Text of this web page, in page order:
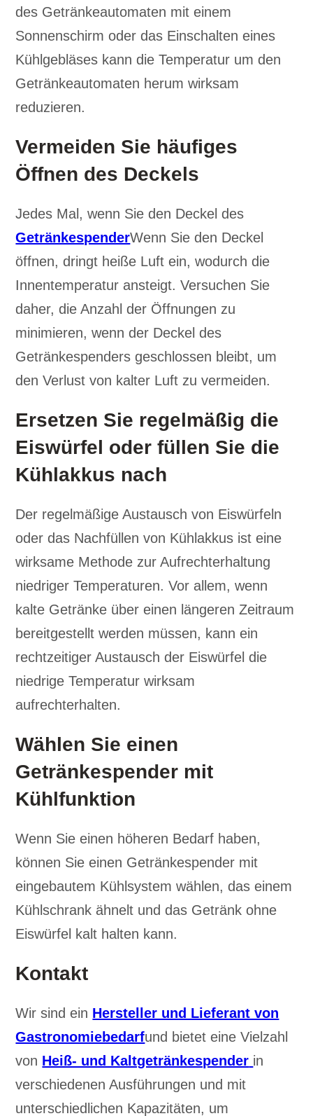
des Getränkeautomaten mit einem
Sonnenschirm oder das Einschalten eines
Kühlgebläses kann die Temperatur um den
Getränkeautomaten herum wirksam
reduzieren.
Vermeiden Sie häufiges
Öffnen des Deckels
Jedes Mal, wenn Sie den Deckel des
GetränkespenderWenn Sie den Deckel
öffnen, dringt heiße Luft ein, wodurch die
Innentemperatur ansteigt. Versuchen Sie
daher, die Anzahl der Öffnungen zu
minimieren, wenn der Deckel des
Getränkespenders geschlossen bleibt, um
den Verlust von kalter Luft zu vermeiden.
Ersetzen Sie regelmäßig die
Eiswürfel oder füllen Sie die
Kühlakkus nach
Der regelmäßige Austausch von Eiswürfeln
oder das Nachfüllen von Kühlakkus ist eine
wirksame Methode zur Aufrechterhaltung
niedriger Temperaturen. Vor allem, wenn
kalte Getränke über einen längeren Zeitraum
bereitgestellt werden müssen, kann ein
rechtzeitiger Austausch der Eiswürfel die
niedrige Temperatur wirksam
aufrechterhalten.
Wählen Sie einen
Getränkespender mit
Kühlfunktion
Wenn Sie einen höheren Bedarf haben,
können Sie einen Getränkespender mit
eingebautem Kühlsystem wählen, das einem
Kühlschrank ähnelt und das Getränk ohne
Eiswürfel kalt halten kann.
Kontakt
Wir sind ein Hersteller und Lieferant von
Gastronomiebedarfund bietet eine Vielzahl
von Heiß- und Kaltgetränkespender in
verschiedenen Ausführungen und mit
unterschiedlichen Kapazitäten, um